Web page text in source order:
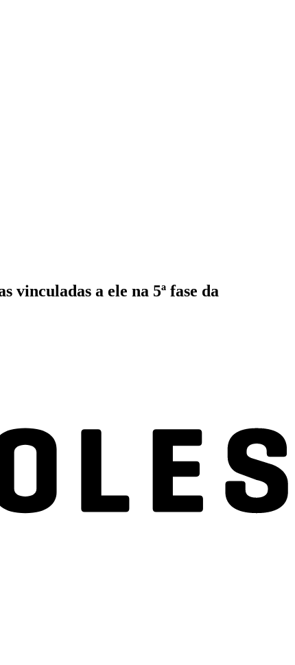
vinculadas a ele na 5ª fase da